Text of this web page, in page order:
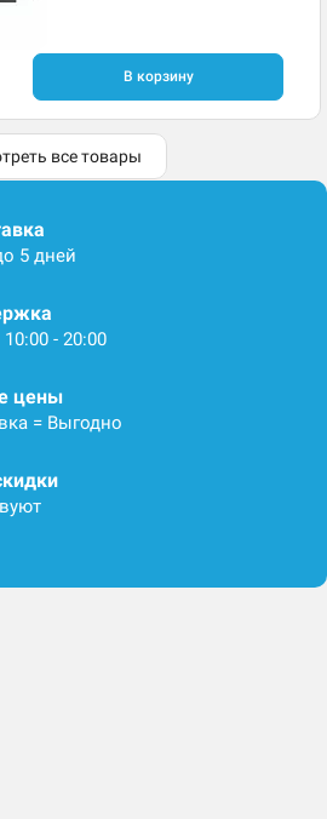
В корзину
все товары
5 дней
- 20:00
цены
= Выгодно